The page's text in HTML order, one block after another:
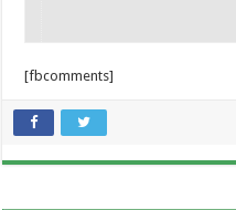
[fbcomments]